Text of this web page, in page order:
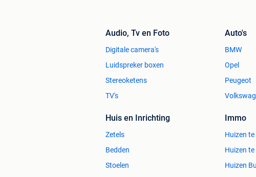
Audio, Tv en Foto
Digitale camera's
Luidspreker boxen
Stereoketens
TV's
Auto's
BMW
Opel
Peugeot
Huis en Inrichting
Zetels
Bedden
Stoelen
Immo
Huizen
Huizen
Huizen